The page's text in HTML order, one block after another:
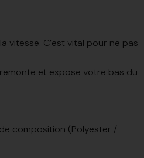
vitesse. C’est vital pour ne pas
et expose votre bas du
composition (Polyester /